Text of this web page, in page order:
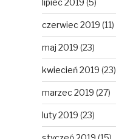
lipiec 2019 (5)
czerwiec 2019 (11)
maj 2019 (23)
kwiecień 2019 (23)
marzec 2019 (27)
luty 2019 (23)